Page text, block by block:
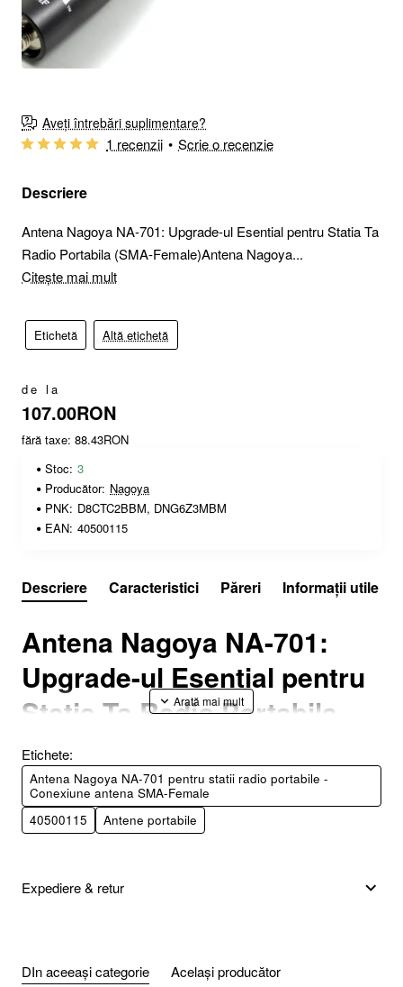
Aveți întrebări suplimentare?
Descriere
Antena Nagoya NA-701: Upgrade-ul Esential pentru Statia Ta
Radio Portabila (SMA-Female)Antena Nagoya...
Citește mai mult
Etichetă Altă etichetă
1 recenzii • Scrie o recenzie
de la
107.00RON
fără taxe: 88.43RON
Stoc: 3
Producător: Nagoya
PNK: D8CTC2BBM, DNG6Z3MBM
EAN: 40500115
Descriere Caracteristici Păreri Informații utile
Antena Nagoya NA-701:
Upgrade-ul Esential pentru
Statia Ta Radio Portabila
(SMA-Female)
AntenaNagoya NA-701este o antena flexibila, dual-band, de
inalta performanta, special conceputa pentru a imbunatati
extrem de populara printre pasionatii de radioamatorism si
Etichete:
Antena Nagoya NA-701 pentru statii radio portabile -
Conexiune antena SMA-Female
40500115
Antene portabile
Expediere & retur
DIn aceeași categorie Același producător